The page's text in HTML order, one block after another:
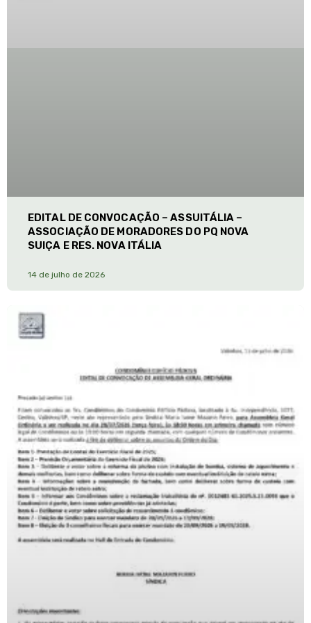
EDITAL DE CONVOCAÇÃO – ASSUITÁLIA –
ASSOCIAÇÃO DE MORADORES DO PQ NOVA
SUIÇA E RES. NOVA ITÁLIA
14 de julho de 2026